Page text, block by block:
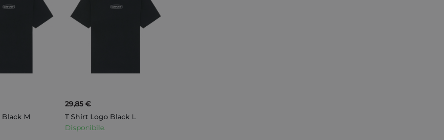
M
29,85 €
T Shirt Logo Black L
Disponibile.